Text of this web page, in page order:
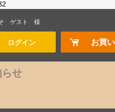
ゲスト 様
ログイン お買
せ